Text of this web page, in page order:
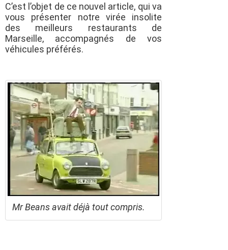
C’est l’objet de ce nouvel article, qui va
vous présenter notre virée insolite
des meilleurs restaurants de
Marseille, accompagnés de vos
véhicules préférés.
Mr Beans avait déjà tout compris.